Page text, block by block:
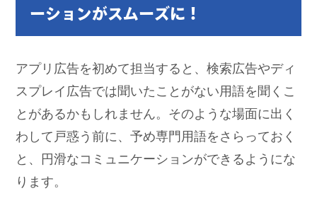
ーションがスムーズに！
アプリ広告を初めて担当すると、検索広告やディ
スプレイ広告では聞いたことがない用語を聞くこ
とがあるかもしれません。そのような場面に出く
わして戸惑う前に、予め専門用語をさらっておく
と、円滑なコミュニケーションができるようにな
ります。